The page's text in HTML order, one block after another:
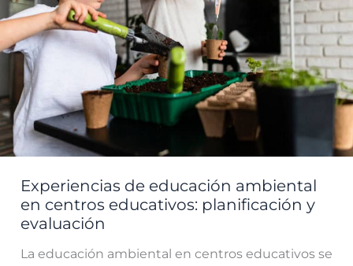
Experiencias de educación ambiental
en centros educativos: planificación y
evaluación
La educación ambiental en centros educativos se